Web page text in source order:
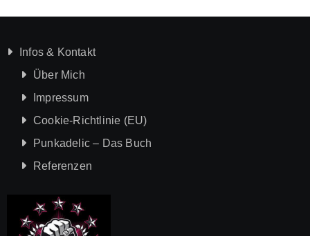
Infos & Kontakt
Über Mich
Impressum
Cookie-Richtlinie (EU)
Punkadelic – Das Buch
Referenzen